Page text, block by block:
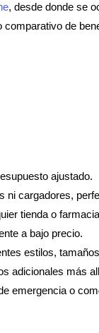
, desde donde se
comparativo de
ajustado.
ni cargadores,
tienda o
a bajo precio.
estilos,
adicionales más
emergencia o